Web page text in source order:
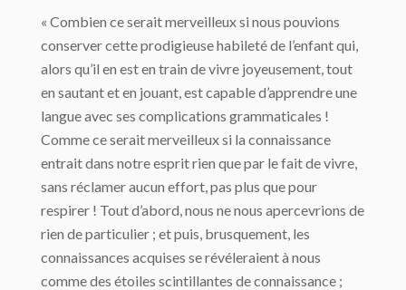
« Combien ce serait merveilleux si nous pouvions
conserver cette prodigieuse habileté de l’enfant qui,
alors qu’il en est en train de vivre joyeusement, tout
en sautant et en jouant, est capable d’apprendre une
langue avec ses complications grammaticales !
Comme ce serait merveilleux si la connaissance
entrait dans notre esprit rien que par le fait de vivre,
sans réclamer aucun effort, pas plus que pour
respirer ! Tout d’abord, nous ne nous apercevrions de
rien de particulier ; et puis, brusquement, les
connaissances acquises se révéleraient à nous
comme des étoiles scintillantes de connaissance ;